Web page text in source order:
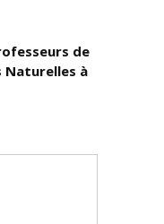
de
Naturelles à